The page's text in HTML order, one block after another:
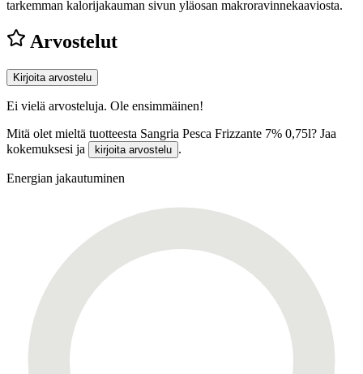
tarkemman kalorijakauman sivun yläosan makroravinnekaaviosta.
Arvostelut
Kirjoita arvostelu
Ei vielä arvosteluja. Ole ensimmäinen!
Mitä olet mieltä tuotteesta Sangria Pesca Frizzante 7% 0,75l? Jaa
kokemuksesi ja
kirjoita arvostelu .
Energian jakautuminen